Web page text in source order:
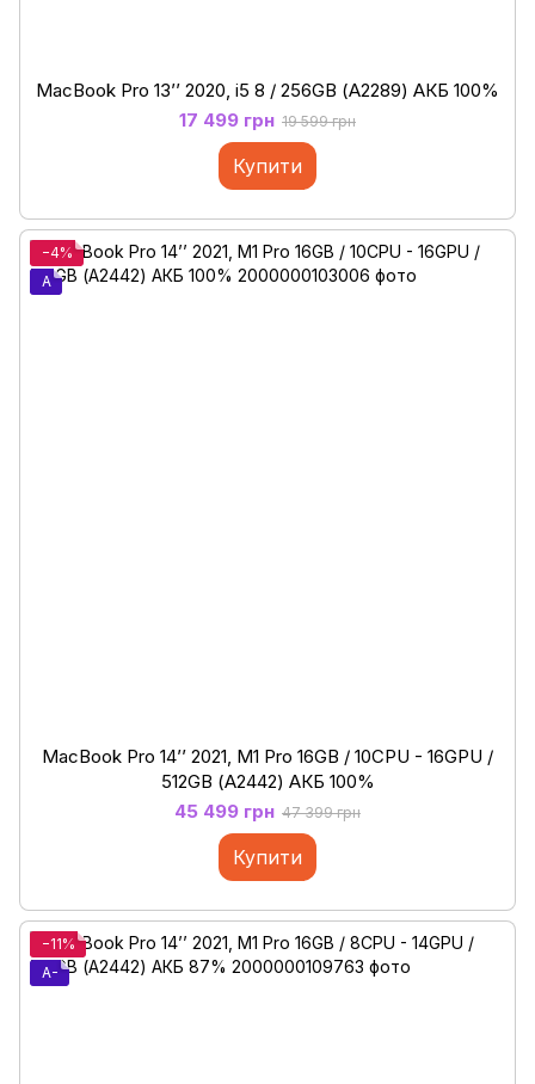
MacBook Pro 13’’ 2020, i5 8 / 256GB (А2289) АКБ 100%
17 499 грн 19 599 грн
Купити
−4%
A
MacBook Pro 14’’ 2021, M1 Pro 16GB / 10CPU - 16GPU /
512GB (А2442) АКБ 100%
45 499 грн 47 399 грн
Купити
−11%
A-